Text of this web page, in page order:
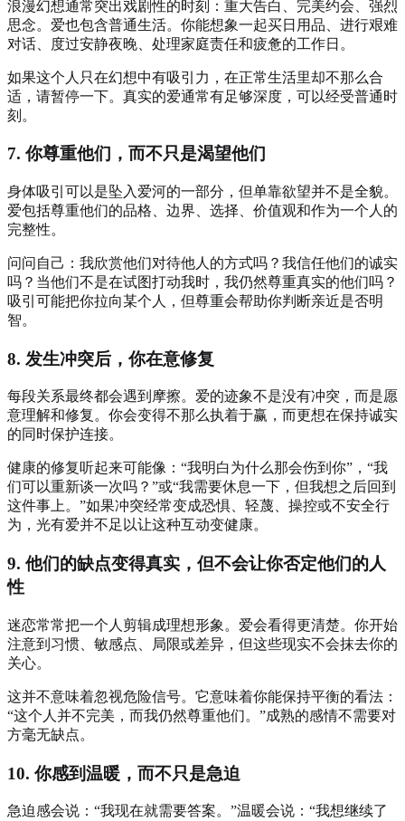
浪漫幻想通常突出戏剧性的时刻：重大告白、完美约会、强烈
思念。爱也包含普通生活。你能想象一起买日用品、进行艰难
对话、度过安静夜晚、处理家庭责任和疲惫的工作日。
如果这个人只在幻想中有吸引力，在正常生活里却不那么合
适，请暂停一下。真实的爱通常有足够深度，可以经受普通时
刻。
7. 你尊重他们，而不只是渴望他们
身体吸引可以是坠入爱河的一部分，但单靠欲望并不是全貌。
爱包括尊重他们的品格、边界、选择、价值观和作为一个人的
完整性。
问问自己：我欣赏他们对待他人的方式吗？我信任他们的诚实
吗？当他们不是在试图打动我时，我仍然尊重真实的他们吗？
吸引可能把你拉向某个人，但尊重会帮助你判断亲近是否明
智。
8. 发生冲突后，你在意修复
每段关系最终都会遇到摩擦。爱的迹象不是没有冲突，而是愿
意理解和修复。你会变得不那么执着于赢，而更想在保持诚实
的同时保护连接。
健康的修复听起来可能像：“我明白为什么那会伤到你”，“我
们可以重新谈一次吗？”或“我需要休息一下，但我想之后回到
这件事上。”如果冲突经常变成恐惧、轻蔑、操控或不安全行
为，光有爱并不足以让这种互动变健康。
9. 他们的缺点变得真实，但不会让你否定他们的人
性
迷恋常常把一个人剪辑成理想形象。爱会看得更清楚。你开始
注意到习惯、敏感点、局限或差异，但这些现实不会抹去你的
关心。
这并不意味着忽视危险信号。它意味着你能保持平衡的看法：
“这个人并不完美，而我仍然尊重他们。”成熟的感情不需要对
方毫无缺点。
10. 你感到温暖，而不只是急迫
急迫感会说：“我现在就需要答案。”温暖会说：“我想继续了